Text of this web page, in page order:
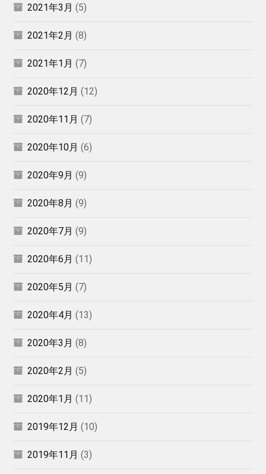
2021年3月 (5)
2021年2月 (8)
2021年1月 (7)
2020年12月 (12)
2020年11月 (7)
2020年10月 (6)
2020年9月 (9)
2020年8月 (9)
2020年7月 (9)
2020年6月 (11)
2020年5月 (7)
2020年4月 (13)
2020年3月 (8)
2020年2月 (5)
2020年1月 (11)
2019年12月 (10)
2019年11月 (3)